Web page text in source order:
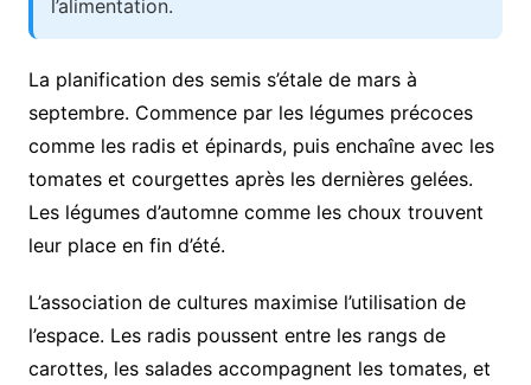
l’alimentation.
La planification des semis s’étale de mars à
septembre. Commence par les légumes précoces
comme les radis et épinards, puis enchaîne avec les
tomates et courgettes après les dernières gelées.
Les légumes d’automne comme les choux trouvent
leur place en fin d’été.
L’association de cultures maximise l’utilisation de
l’espace. Les radis poussent entre les rangs de
carottes, les salades accompagnent les tomates, et